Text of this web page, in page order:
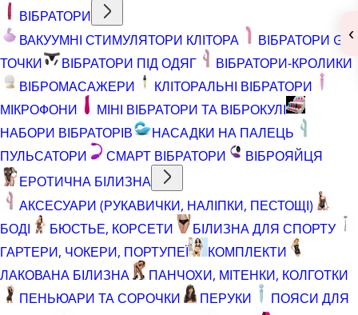
ВІБРАТОРИ
ВАКУУМНІ СТИМУЛЯТОРИ КЛІТОРА
ВІБРАТОРИ G
ТОЧКИ
ВІБРАТОРИ ПІД ОДЯГ
ВІБРАТОРИ-КРОЛИКИ
ВІБРОМАСАЖЕРИ
КЛІТОРАЛЬНІ ВІБРАТОРИ
МІКРОФОНИ
МІНІ ВІБРАТОРИ ТА ВІБРОКУЛІ
НАБОРИ ВІБРАТОРІВ
НАСАДКИ НА ПАЛЕЦЬ
ПУЛЬСАТОРИ
СМАРТ ВІБРАТОРИ
ВІБРОЯЙЦЯ
ЕРОТИЧНА БІЛИЗНА
АКСЕСУАРИ (РУКАВИЧКИ, НАЛІПКИ, ПЕСТОЩІ)
БОДІ
БЮСТЬЕ, КОРСЕТИ
БІЛИЗНА ДЛЯ СПОРТУ
ГАРТЕРИ, ЧОКЕРИ, ПОРТУПЕЇ
КОМПЛЕКТИ
ЛАКОВАНА БІЛИЗНА
ПАНЧОХИ, МІТЕНКИ, КОЛГОТКИ
ПЕНЬЮАРИ ТА СОРОЧКИ
ПЕРУКИ
ПОЯСИ ДЛЯ
‹